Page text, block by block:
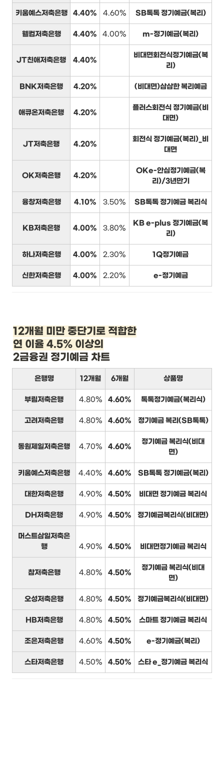
키움예스저축은행 4.40% 4.60% SB톡톡 정기예금(복리)
웰컴저축은행 4.40% 4.00% m-정기예금(복리)
JT친애저축은행 4.40%
비대면회전식정기예금(복
리)
BNK저축은행 4.20% (비대면)삼삼한 복리예금
애큐온저축은행 4.20%
플러스회전식 정기예금(비
대면)
JT저축은행 4.20%
회전식 정기예금(복리)_비
대면
OK저축은행 4.20%
OKe-안심정기예금(복
리)/3년만기
융창저축은행 4.10% 3.50% SB톡톡 정기예금 복리식
KB저축은행 4.00% 3.80%
KB e-plus 정기예금(복
리)
하나저축은행 4.00% 2.30% 1Q정기예금
신한저축은행 4.00% 2.20% e-정기예금
12개월 미만 중단기로 적합한
연 이율 4.5% 이상의
2금융권 정기예금 차트
은행명 12개월 6개월 상품명
부림저축은행 4.80% 4.60% 톡톡정기예금(복리식)
고려저축은행 4.80% 4.60% 정기예금 복리(SB톡톡)
동원제일저축은행 4.70% 4.60%
정기예금 복리식(비대
면)
키움예스저축은행 4.40% 4.60% SB톡톡 정기예금(복리)
대한저축은행 4.90% 4.50% 비대면 정기예금 복리식
DH저축은행 4.90% 4.50% 정기예금복리식(비대면)
머스트삼일저축은
행
4.90% 4.50% 비대면정기예금 복리식
참저축은행 4.80% 4.50%
정기예금 복리식(비대
면)
오성저축은행 4.80% 4.50% 정기예금복리식(비대면)
HB저축은행 4.80% 4.50% 스마트 정기예금 복리식
조은저축은행 4.60% 4.50% e-정기예금(복리)
스타저축은행 4.50% 4.50% 스타 e_정기예금 복리식